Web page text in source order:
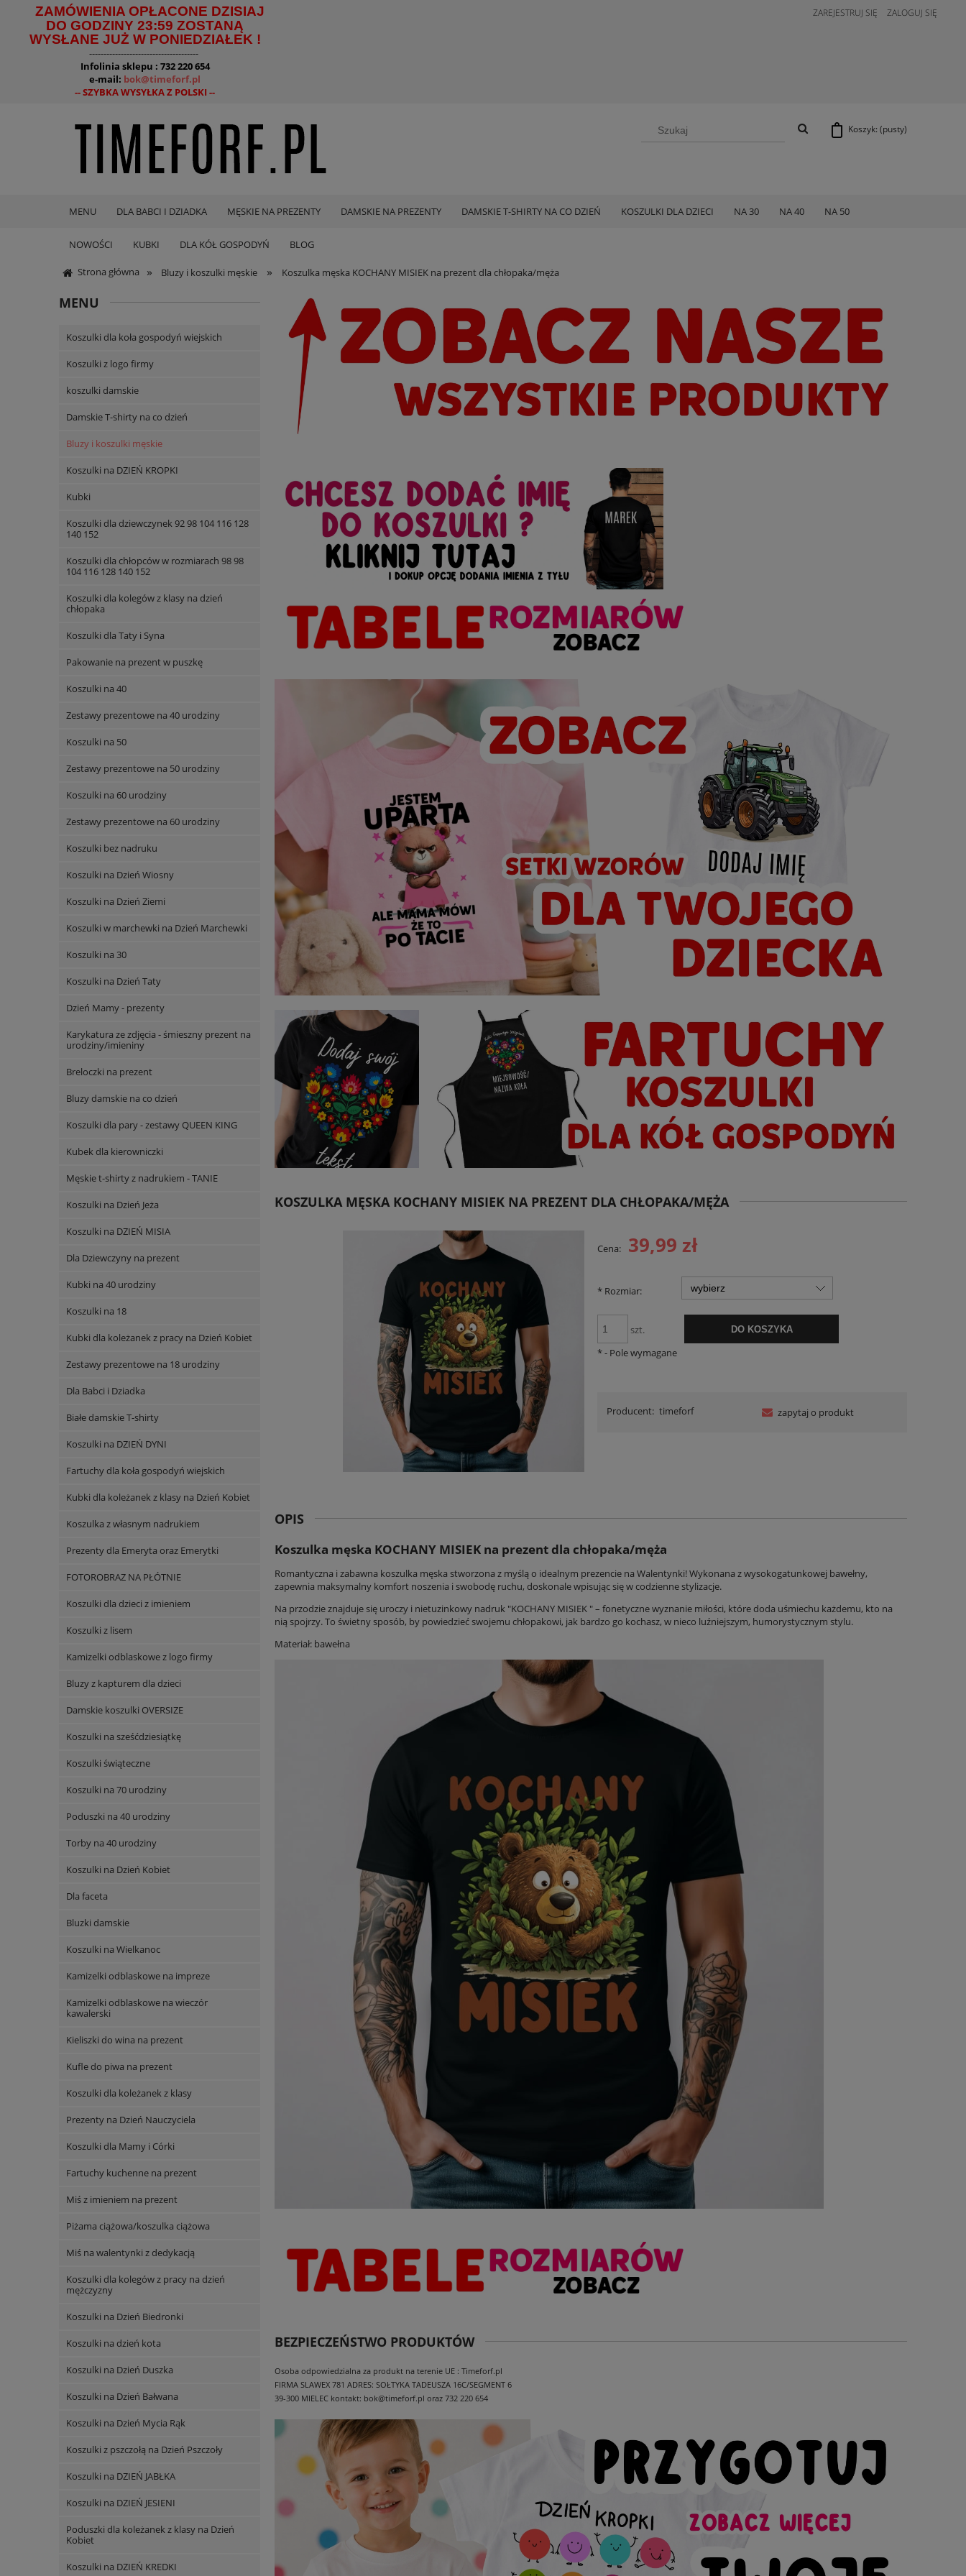
ZAMÓWIENIA OPŁACONE DZISIAJ
DO GODZINY 23:59 ZOSTANĄ
WYSŁANE JUŻ W PONIEDZIAŁEK !
--------------------------------------
Infolinia sklepu : 732 220 654
e-mail: bok@timeforf.pl
-- SZYBKA WYSYŁKA Z POLSKI --
ZAREJESTRUJ SIĘ ZALOGUJ SIĘ
Koszyk: (pusty)
MENU DLA BABCI I DZIADKA MĘSKIE NA PREZENTY DAMSKIE NA PREZENTY DAMSKIE T-SHIRTY NA CO DZIEŃ KOSZULKI DLA DZIECI NA 30 NA 40 NA 50
NOWOŚCI KUBKI DLA KÓŁ GOSPODYŃ BLOG
Strona główna » Bluzy i koszulki męskie » Koszulka męska KOCHANY MISIEK na prezent dla chłopaka/męża
MENU
Koszulki dla koła gospodyń wiejskich
Koszulki z logo firmy
koszulki damskie
Damskie T-shirty na co dzień
Bluzy i koszulki męskie
Koszulki na DZIEŃ KROPKI
Kubki
Koszulki dla dziewczynek 92 98 104 116 128
140 152
Koszulki dla chłopców w rozmiarach 98 98
104 116 128 140 152
Koszulki dla kolegów z klasy na dzień
chłopaka
Koszulki dla Taty i Syna
Pakowanie na prezent w puszkę
Koszulki na 40
Zestawy prezentowe na 40 urodziny
Koszulki na 50
Zestawy prezentowe na 50 urodziny
Koszulki na 60 urodziny
Zestawy prezentowe na 60 urodziny
Koszulki bez nadruku
Koszulki na Dzień Wiosny
Koszulki na Dzień Ziemi
Koszulki w marchewki na Dzień Marchewki
Koszulki na 30
Koszulki na Dzień Taty
Dzień Mamy - prezenty
Karykatura ze zdjęcia - śmieszny prezent na
urodziny/imieniny
Breloczki na prezent
Bluzy damskie na co dzień
Koszulki dla pary - zestawy QUEEN KING
Kubek dla kierowniczki
Męskie t-shirty z nadrukiem - TANIE
Koszulki na Dzień Jeża
Koszulki na DZIEŃ MISIA
Dla Dziewczyny na prezent
Kubki na 40 urodziny
Koszulki na 18
Kubki dla koleżanek z pracy na Dzień Kobiet
Zestawy prezentowe na 18 urodziny
Dla Babci i Dziadka
Białe damskie T-shirty
Koszulki na DZIEŃ DYNI
Fartuchy dla koła gospodyń wiejskich
Kubki dla koleżanek z klasy na Dzień Kobiet
Koszulka z własnym nadrukiem
Prezenty dla Emeryta oraz Emerytki
FOTOROBRAZ NA PŁÓTNIE
Koszulki dla dzieci z imieniem
Koszulki z lisem
Kamizelki odblaskowe z logo firmy
Bluzy z kapturem dla dzieci
Damskie koszulki OVERSIZE
Koszulki na sześćdziesiątkę
Koszulki świąteczne
Koszulki na 70 urodziny
Poduszki na 40 urodziny
Torby na 40 urodziny
Koszulki na Dzień Kobiet
Dla faceta
Bluzki damskie
Koszulki na Wielkanoc
Kamizelki odblaskowe na impreze
Kamizelki odblaskowe na wieczór
kawalerski
Kieliszki do wina na prezent
Kufle do piwa na prezent
Koszulki dla koleżanek z klasy
Prezenty na Dzień Nauczyciela
Koszulki dla Mamy i Córki
Fartuchy kuchenne na prezent
Miś z imieniem na prezent
Piżama ciążowa/koszulka ciążowa
Miś na walentynki z dedykacją
Koszulki dla kolegów z pracy na dzień
mężczyzny
Koszulki na Dzień Biedronki
Koszulki na dzień kota
Koszulki na Dzień Duszka
Koszulki na Dzień Bałwana
Koszulki na Dzień Mycia Rąk
Koszulki z pszczołą na Dzień Pszczoły
Koszulki na DZIEŃ JABŁKA
Koszulki na DZIEŃ JESIENI
Poduszki dla koleżanek z klasy na Dzień
Kobiet
Koszulki na DZIEŃ KREDKI
KOSZULKA MĘSKA KOCHANY MISIEK NA PREZENT DLA CHŁOPAKA/MĘŻA
Cena: 39,99 zł
* Rozmiar:
szt. DO KOSZYKA
*- Pole wymagane
Producent: timeforf zapytaj o produkt
OPIS
Koszulka męska KOCHANY MISIEK na prezent dla chłopaka/męża
Romantyczna i zabawna koszulka męska stworzona z myślą o idealnym prezencie na Walentynki! Wykonana z wysokogatunkowej bawełny,
zapewnia maksymalny komfort noszenia i swobodę ruchu, doskonale wpisując się w codzienne stylizacje.
Na przodzie znajduje się uroczy i nietuzinkowy nadruk "KOCHANY MISIEK " – fonetyczne wyznanie miłości, które doda uśmiechu każdemu, kto na
nią spojrzy. To świetny sposób, by powiedzieć swojemu chłopakowi, jak bardzo go kochasz, w nieco luźniejszym, humorystycznym stylu.
Materiał: bawełna
BEZPIECZEŃSTWO PRODUKTÓW
Osoba odpowiedzialna za produkt na terenie UE : Timeforf.pl
FIRMA SLAWEX 781 ADRES: SOŁTYKA TADEUSZA 16C/SEGMENT 6
39-300 MIELEC kontakt: bok@timeforf.pl oraz 732 220 654